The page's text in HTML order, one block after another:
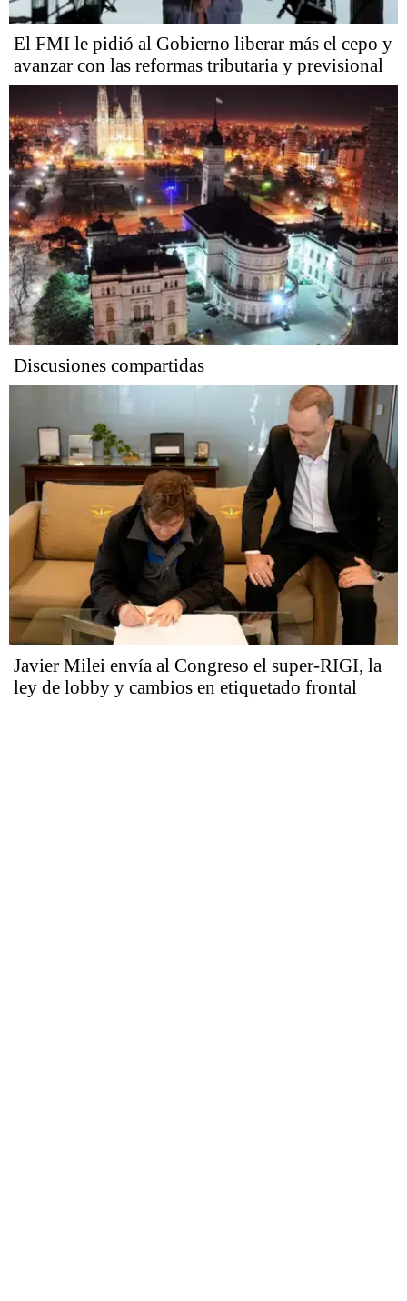
El FMI le pidió al Gobierno liberar más el cepo y
avanzar con las reformas tributaria y previsional
Discusiones compartidas
Javier Milei envía al Congreso el super-RIGI, la
ley de lobby y cambios en etiquetado frontal